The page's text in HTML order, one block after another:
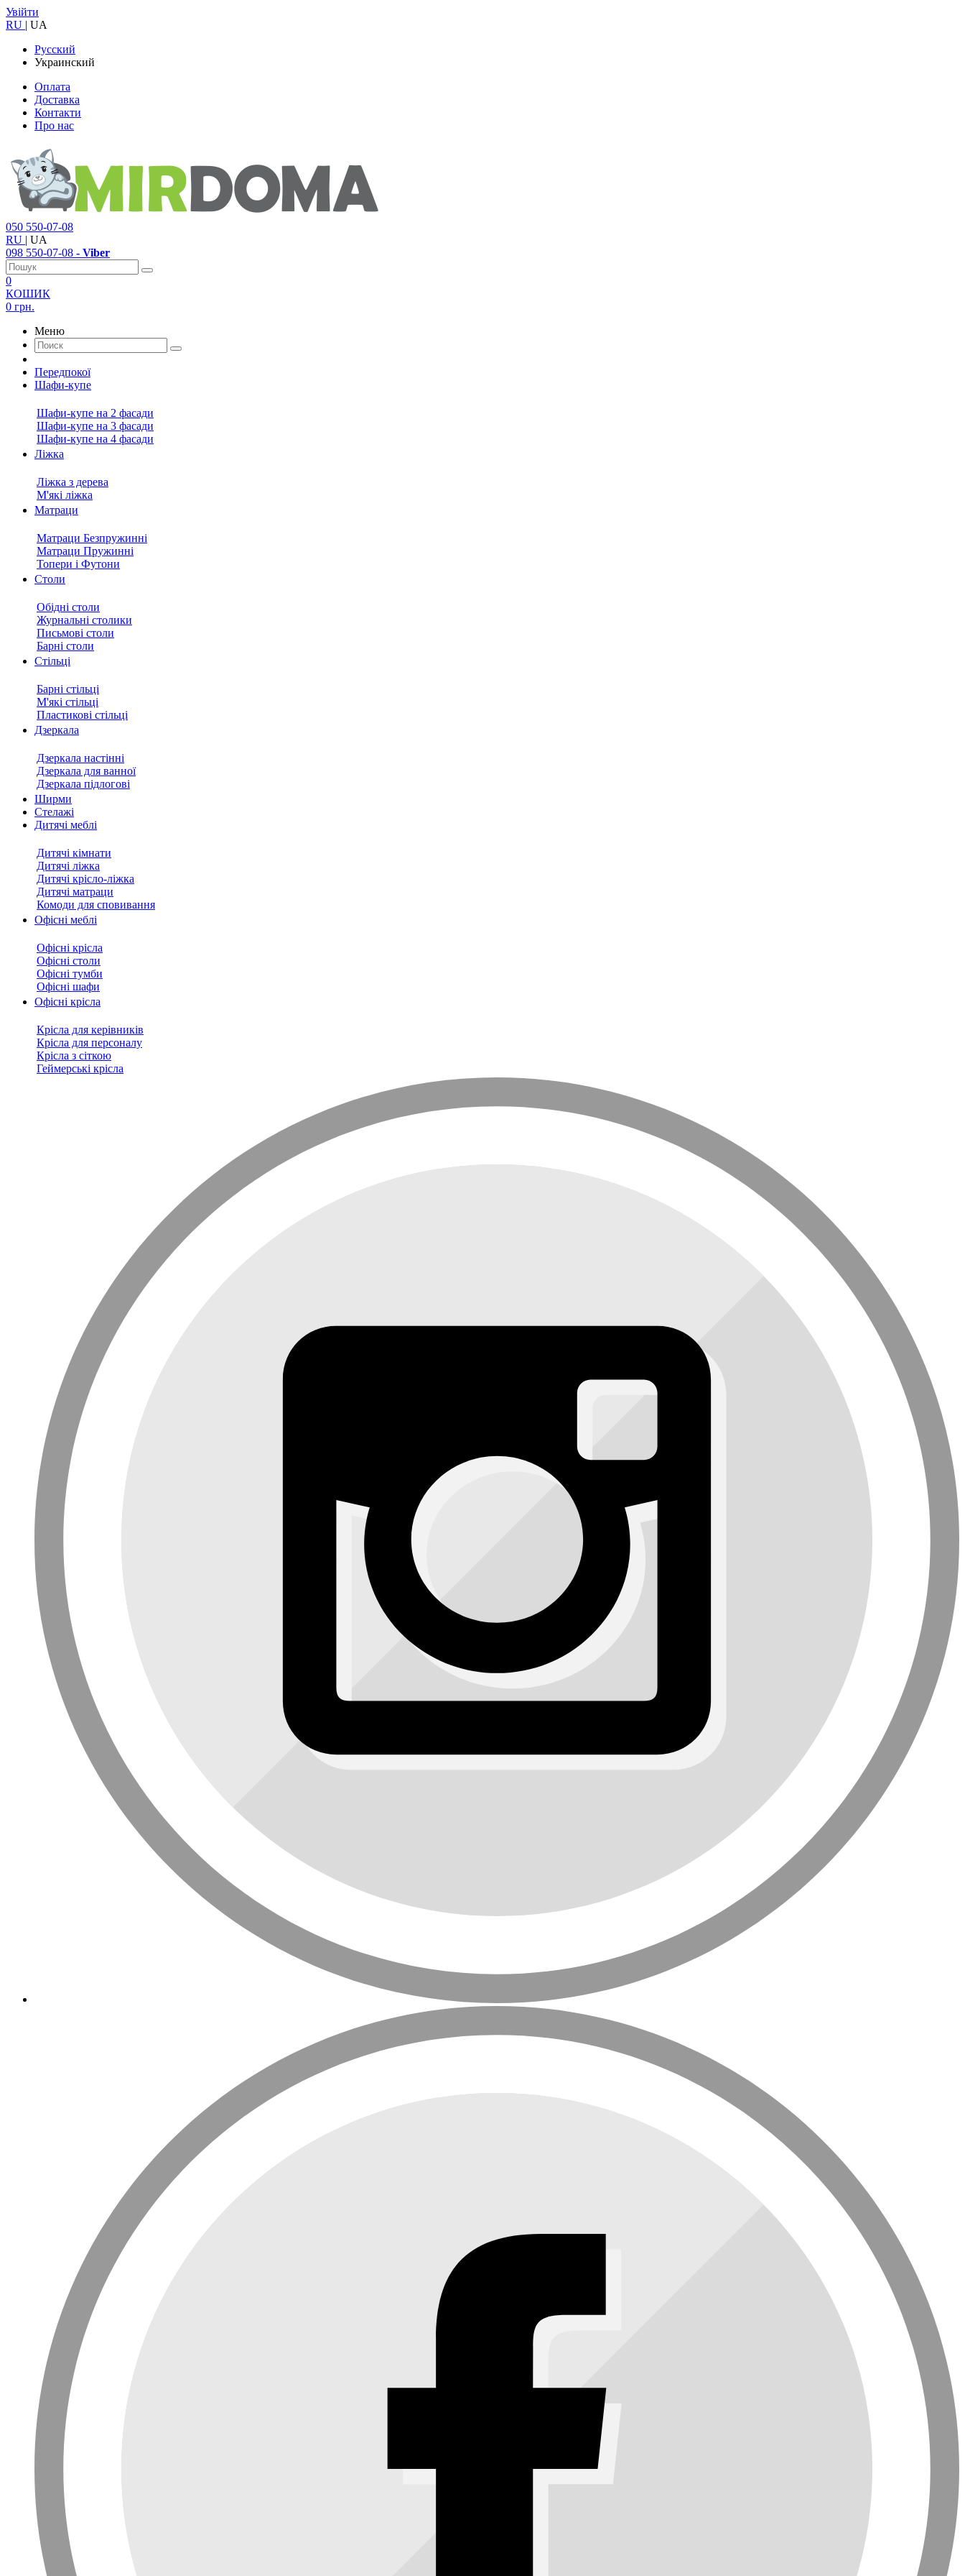
Увійти
RU | UA
Русский
Украинский
Оплата
Доставка
Контакти
Про нас
050 550-07-08
RU | UA
098 550-07-08 - Viber
0
КОШИК
0 грн.
Меню
Передпокої
Шафи-купе
Шафи-купе на 2 фасади
Шафи-купе на 3 фасади
Шафи-купе на 4 фасади
Ліжка
Ліжка з дерева
М'які ліжка
Матраци
Матраци Безпружинні
Матраци Пружинні
Топери і Футони
Столи
Обідні столи
Журнальні столики
Письмові столи
Барні столи
Стільці
Барні стільці
М'які стільці
Пластикові стільці
Дзеркала
Дзеркала настінні
Дзеркала для ванної
Дзеркала підлогові
Ширми
Стелажі
Дитячі меблі
Дитячі кімнати
Дитячі ліжка
Дитячі крісло-ліжка
Дитячі матраци
Комоди для сповивання
Офісні меблі
Офісні крісла
Офісні столи
Офісні тумби
Офісні шафи
Офісні крісла
Крісла для керівників
Крісла для персоналу
Крісла з сіткою
Геймерські крісла